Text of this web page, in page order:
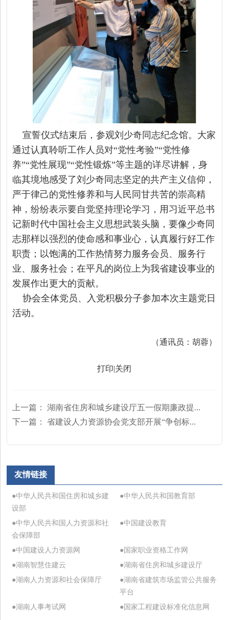
宣誓仪式结束后，参观刘少奇同志纪念馆。大家
通过认真聆听工作人员对“党性考验”“党性修
养”“党性展现”“党性锻炼”等主题的详尽讲解，身
临其境地感受了刘少奇同志坚定的共产主义信仰，
严于律己的党性修养和与人民同甘共苦的崇高精
神，纷纷表示要自觉坚持理论学习，用习近平总书
记新时代中国社会主义思想武装头脑，要像少奇同
志那样以强烈的使命感和事业心，认真履行好工作
职责；以饱满的工作热情努力服务会员、服务行
业、服务社会；在平凡的岗位上为我省建设事业的
发展作出更大的贡献。
协会全体党员、入党积极分子参加本次主题党日
活动。
（通讯员：胡蓉）
打印|关闭
上一篇：
湖南省住房和城乡建设厅五一假期廉政提...
下一篇：
省建设人力资源协会党支部开展“争创标...
友情链接
●中华人民共和国住房和城乡建
设部
●中华人民共和国教育部
●中华人民共和国人力资源和社
会保障部
●中国建设教育
●中国建设人力资源网
●国家职业资格工作网
●湖南智慧住建云
●湖南省住房和城乡建设厅
●湖南人力资源和社会保障厅
●湖南省建筑市场监管公共服务
平台
●湖南人事考试网
●国家工程建设标准化信息网